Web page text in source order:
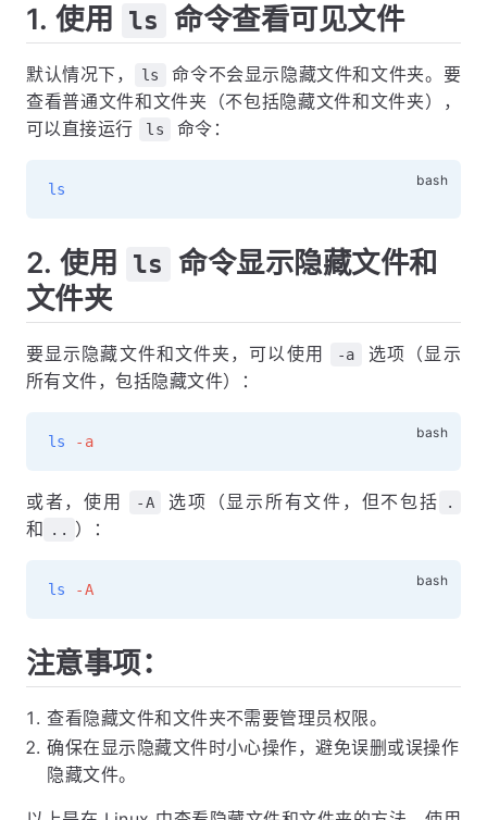
1. 使用 ls 命令查看可见文件
默认情况下， ls
命令不会显示隐藏文件和文件夹。要
查看普通文件和文件夹（不包括隐藏文件和文件夹），
可以直接运行
ls 命令：
ls
2. 使用 ls
命令显示隐藏文件和
文件夹
要显示隐藏文件和文件夹，可以使用 -a
选项（显示
所有文件，包括隐藏文件）：
ls -a
或者，使用 -A 选项（显示所有文件，但不包括 .
和 .. ）：
ls -A
注意事项：
查看隐藏文件和文件夹不需要管理员权限。
确保在显示隐藏文件时小心操作，避免误删或误操作
隐藏文件。